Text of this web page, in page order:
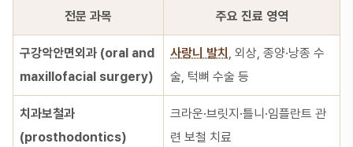
전문 과목 주요 진료 영역
구강악안면외과 (oral and
maxillofacial surgery)
사랑니 발치 , 외상, 종양·낭종 수
술, 턱뼈 수술 등
치과보철과
(prosthodontics)
크라운·브릿지·틀니·임플란트 관
련 보철 치료